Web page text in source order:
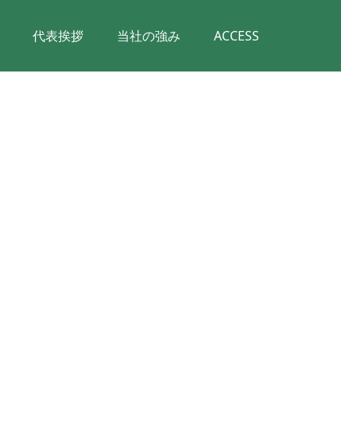
代表挨拶 当社の強み ACCESS